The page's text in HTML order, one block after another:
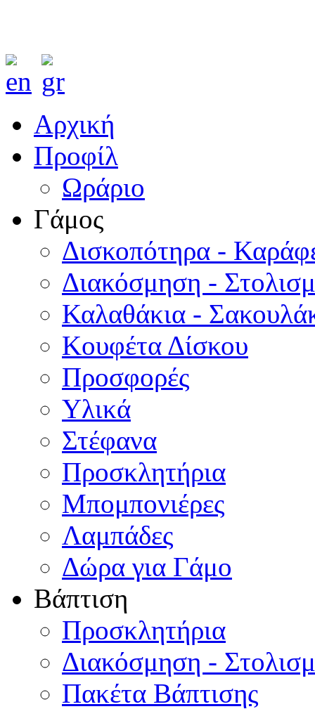
Αρχική
Προφίλ
Ωράριο
Γάμος
Δισκοπότηρα -
Διακόσμηση -
Καλαθάκια -
Κουφέτα Δίσκου
Προσφορές
Υλικά
Στέφανα
Προσκλητήρια
Μπομπονιέρες
Λαμπάδες
Δώρα για Γάμο
Βάπτιση
Προσκλητήρια
Διακόσμηση -
Πακέτα Βάπτισης